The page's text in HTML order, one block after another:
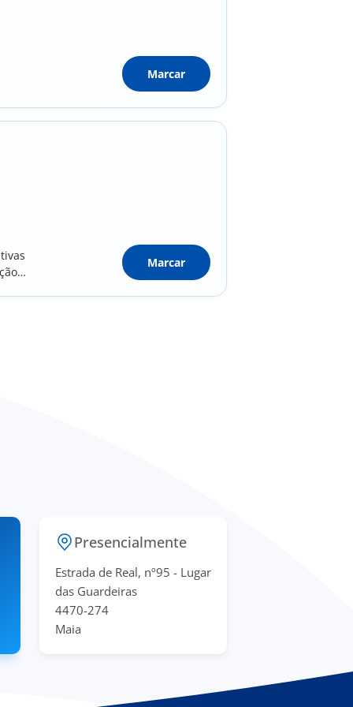
Marcar
Marcar
Presencialmente
Estrada de Real, nº95 - Lugar
das Guardeiras
4470-274
Maia